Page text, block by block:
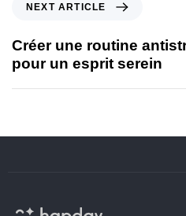
NEXT ARTICLE
Créer une routine
pour un esprit serein